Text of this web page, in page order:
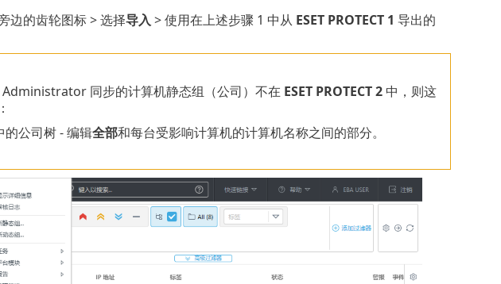
边的齿轮图标 > 选择导入 > 使用在上述步骤 1 中从 ESET PROTECT 1 导出的
Administrator 同步的计算机静态组（公司）不在 ESET PROTECT 2中，则这
公司树 - 编辑全部和每台受影响计算机的计算机名称之间的部分。